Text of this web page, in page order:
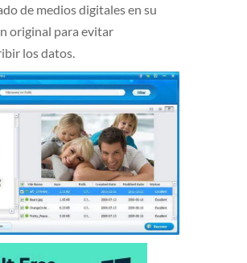
de medios digitales en su
original para evitar
los datos.